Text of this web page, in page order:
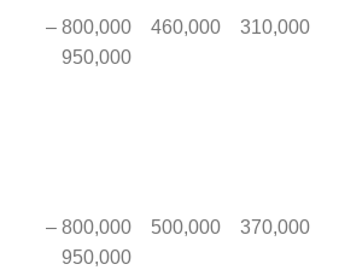
310,000
460,000
800,000 –
950,000
370,000
500,000
800,000 –
950,000